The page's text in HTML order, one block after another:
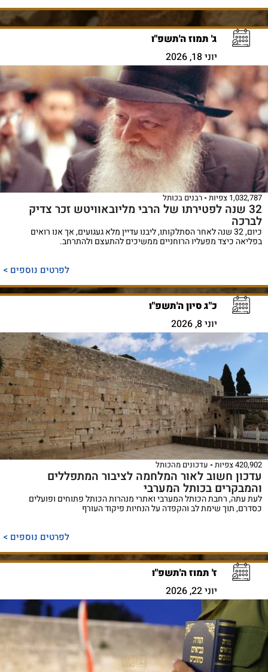
ג' תמוז ה'תשפ"ו
יוני 18, 2026
1,032,787 צפיות רבנים בכותל
32 שנה לפטירתו של הרבי מליובאוויטש זכר צדיק
לברכה
כיום, 32 שנה לאחר הסתלקותו, ליבנו עדיין מלא געגועים, אך אנו רואים
בפליאה כיצד מפעליו הרוחניים ממשיכים להתעצם ולהתרחב.
לפרטים נוספים >
כ"ג סיון ה'תשפ"ו
יוני 8, 2026
420,902 צפיות עדכונים מהכותל
עדכון חשוב לאור המלחמה לציבור המתפללים
והמבקרים בכותל המערבי
לעת עתה, רחבת הכותל המערבי ואתרי מנהרות הכותל פתוחים ופועלים
כסדרם, תוך שימת לב והקפדה על הנחיות פיקוד העורף
לפרטים נוספים >
ז' תמוז ה'תשפ"ו
יוני 22, 2026